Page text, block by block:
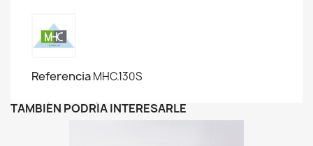
ReferenciaMHC.130S
TAMBIÉN PODRÍA INTERESARLE